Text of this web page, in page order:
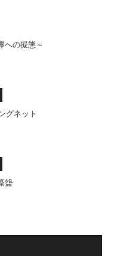
への擬態～
グネット
盌